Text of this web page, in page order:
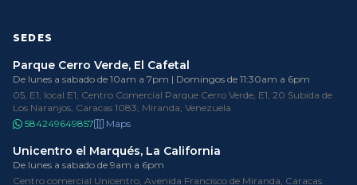
SEDES
Parque Cerro Verde, El Cafetal
De lunes a sabado de 10am a 7pm | Domingos de 11:30am a 6pm
05, E1, local E1, Centro Comercial Parque Cerro Verde, E1, 20 Subida de
Los Naranjos, Caracas 1083, Miranda, Venezuela
584249649857
Maps
Unicentro el Marqués, La California
De lunes a sabado de 9am a 6pm
Centro comercial Unicentro, Avenida Francisco de Miranda, Caracas